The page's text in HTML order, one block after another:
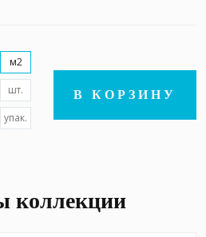
м2
шт.
упак.
В КОРЗИНУ
коллекции